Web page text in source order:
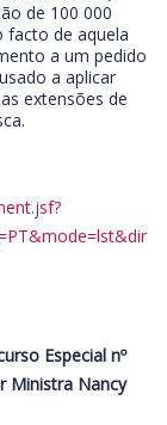
de 100 000
facto de aquela
a um pedido
a aplicar
extensões de
Especial nº
Ministra Nancy